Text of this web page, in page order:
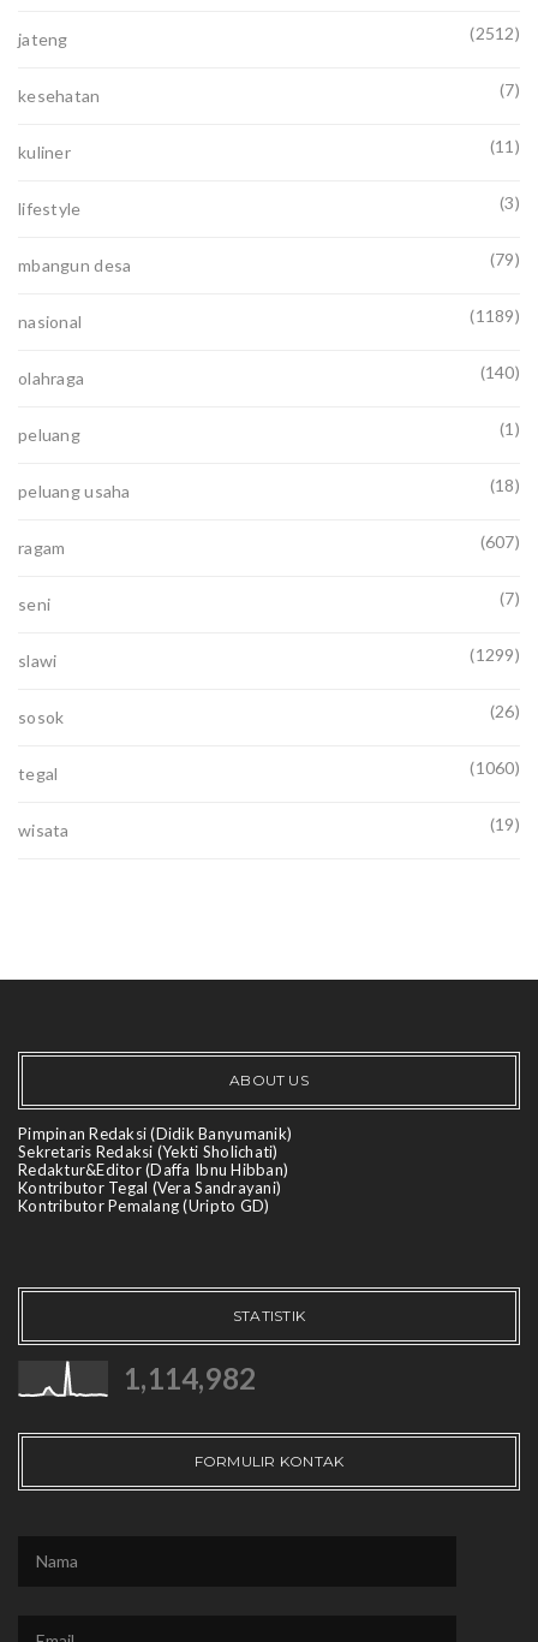
jateng (2512)
kesehatan (7)
kuliner (11)
lifestyle (3)
mbangun desa (79)
nasional (1189)
olahraga (140)
peluang (1)
peluang usaha (18)
ragam (607)
seni (7)
slawi (1299)
sosok (26)
tegal (1060)
wisata (19)
ABOUT US
Pimpinan Redaksi (Didik Banyumanik)
Sekretaris Redaksi (Yekti Sholichati)
Redaktur&Editor (Daffa Ibnu Hibban)
Kontributor Tegal (Vera Sandrayani)
Kontributor Pemalang (Uripto GD)
STATISTIK
1,114,982
FORMULIR KONTAK